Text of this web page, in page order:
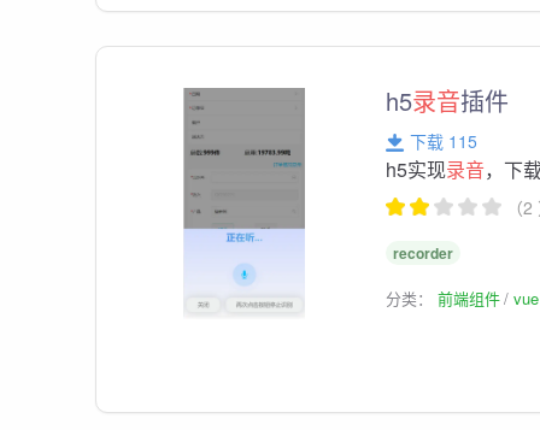
h5录音插件
下载 115
h5实现录音，下
（
recorder
分类：前端组件